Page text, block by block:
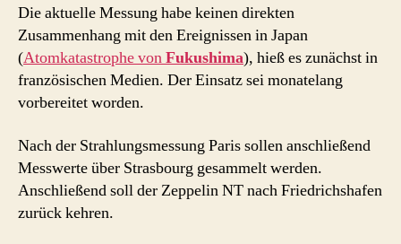
Die aktuelle Messung habe keinen direkten
Zusammenhang mit den Ereignissen in Japan
(Atomkatastrophe vonFukushima), hieß es zunächst in
französischen Medien. Der Einsatz sei monatelang
vorbereitet worden.
Nach der Strahlungsmessung Paris sollen anschließend
Messwerte über Strasbourg gesammelt werden.
Anschließend soll der Zeppelin NT nach Friedrichshafen
zurück kehren.